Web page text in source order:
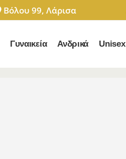
Βόλου 99, Λάρισα
Γυναικεία Ανδρικά Unisex